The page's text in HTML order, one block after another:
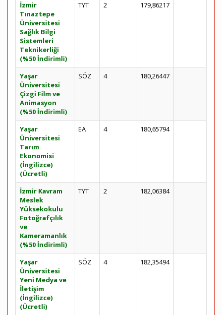
İzmir
Tınaztepe
Üniversitesi
Sağlık Bilgi
Sistemleri
Teknikerliği
(%50 İndirimli)
TYT 2 179,86217
Yaşar
Üniversitesi
Çizgi Film ve
Animasyon
(%50 İndirimli)
SÖZ 4 180,26447
Yaşar
Üniversitesi
Tarım
Ekonomisi
(İngilizce)
(Ücretli)
EA 4 180,65794
İzmir Kavram
Meslek
Yüksekokulu
Fotoğrafçılık
ve
Kameramanlık
(%50 İndirimli)
TYT 2 182,06384
Yaşar
Üniversitesi
Yeni Medya ve
İletişim
(İngilizce)
(Ücretli)
SÖZ 4 182,35494